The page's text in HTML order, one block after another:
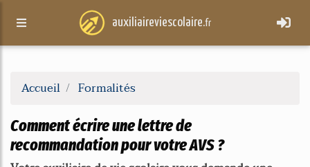
auxiliaireviescolaire.fr
Accueil
Formalités
Comment écrire une lettre de
recommandation pour votre AVS ?